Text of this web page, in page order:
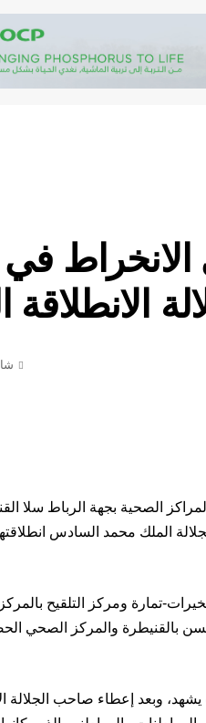
الانطلاقة
الصحية بجهة الرباط سلا
التي أعطى صاحب الجلالة الملك محمد السادس
من المركز الصحي المسيرة 2 بعمالة الصخيرات-تمارة ومركز
بالقنيطرة والمركز الصحي
وبعد إعطاء صاحب الجلالة